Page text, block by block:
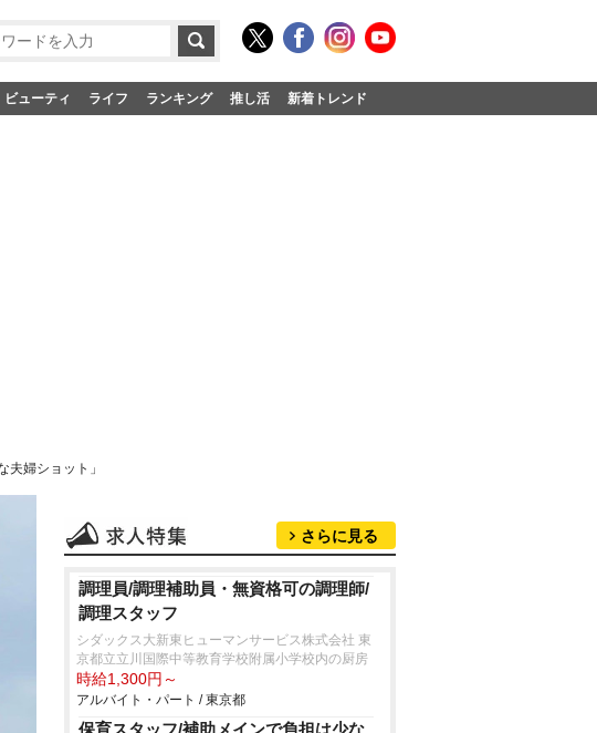
ビューティ ライフ ランキング 推し活 新着トレンド
婦ショット」
さらに見る
調理員/調理補助員・無資格可の調理師/
調理スタッフ
シダックス大新東ヒューマンサービス株式会社 東
京都立立川国際中等教育学校附属小学校内の厨房
時給1,300円～
アルバイト・パート / 東京都
保育スタッフ/補助メインで負担は少な